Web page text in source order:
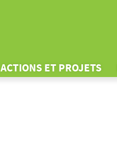
ACTIONS ET PROJETS